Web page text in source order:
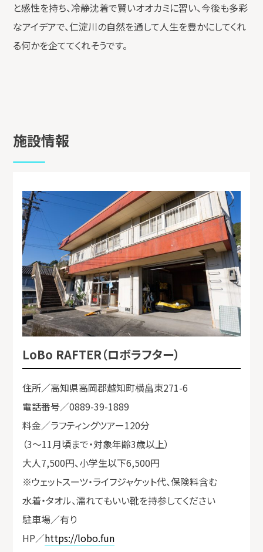
と感性を持ち、冷静沈着で賢いオオカミに習い、今後も多彩
なアイデアで、仁淀川の自然を通して人生を豊かにしてくれ
る何かを企ててくれそうです。
施設情報
LoBo RAFTER（ロボラフター）
住所／高知県高岡郡越知町横畠東271-6
電話番号／0889-39-1889
料金／ラフティングツアー120分
（3～11月頃まで・対象年齢3歳以上）
大人7,500円、小学生以下6,500円
※ウェットスーツ・ライフジャケット代、保険料含む
水着・タオル、濡れてもいい靴を持参してください
駐車場／有り
HP／https://lobo.fun